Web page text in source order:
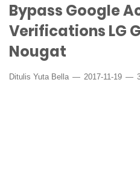
Bypass Google
Verifications LG
Nougat
Ditulis Yuta Bella 2017-11-19